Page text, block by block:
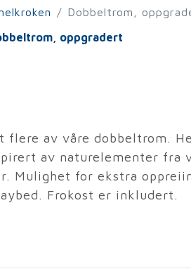
Dobbeltrom,
oppgradert
flere av våre dobbeltrom.
av naturelementer fra
Mulighet for ekstra
Frokost er inkludert.